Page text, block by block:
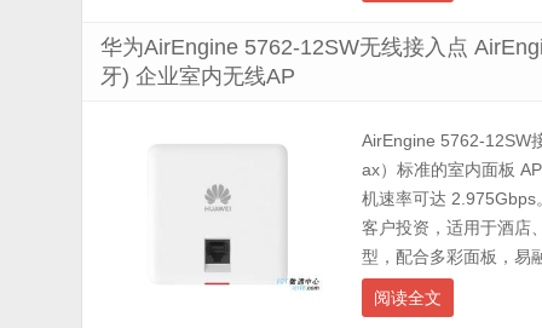
华为AirEngine 5762-12SW无线接入点
牙) 企业室内无线AP
AirEngine 5762-12SW
ax）标准的室内面板
机速率可达 2.975Gbps
客户投资，适用于酒店
型，配合多彩面板，易
阅读全文